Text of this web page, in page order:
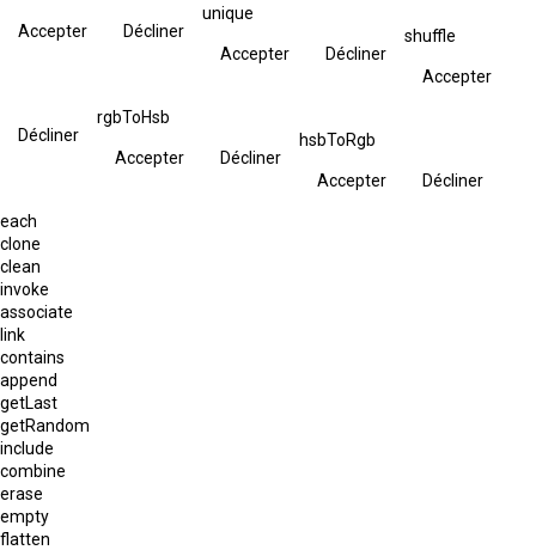
Accepter Décliner
unique
Accepter Décliner
shuffle
Accepter
Décliner
rgbToHsb
Accepter Décliner
hsbToRgb
Accepter Décliner
each
clone
clean
invoke
associate
link
contains
append
getLast
getRandom
include
combine
erase
empty
flatten